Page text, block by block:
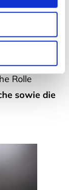
aufgrund
Rolle
sowie die